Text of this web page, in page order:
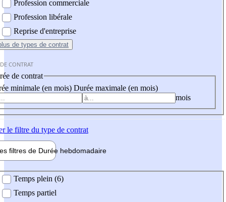
Profession commerciale
Profession libérale
Reprise d'entreprise
de types de contrat
CONTRAT
de contrat
minimale (en mois) Durée maximale (en mois)
mois
le filtre du type de contrat
filtres de Durée hebdomadaire
Temps plein (6)
Temps partiel